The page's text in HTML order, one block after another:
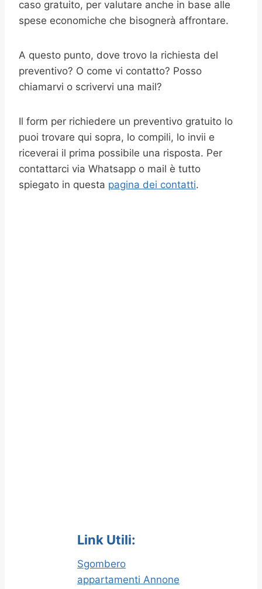
caso gratuito, per valutare anche in base alle
spese economiche che bisognerà affrontare.
A questo punto, dove trovo la richiesta del
preventivo? O come vi contatto? Posso
chiamarvi o scrivervi una mail?
Il form per richiedere un preventivo gratuito lo
puoi trovare qui sopra, lo compili, lo invii e
riceverai il prima possibile una risposta. Per
contattarci via Whatsapp o mail è tutto
spiegato in questa pagina dei contatti.
Link Utili:
Sgombero
appartamenti Annone